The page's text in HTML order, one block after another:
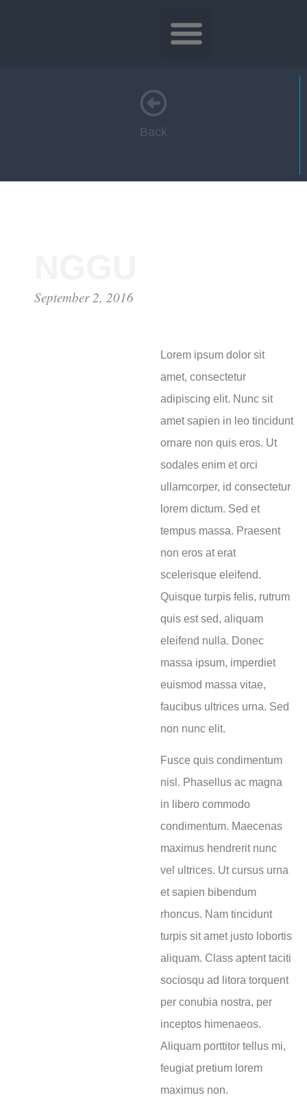
Back
September 2, 2016
Lorem ipsum dolor sit
amet, consectetur
adipiscing elit. Nunc sit
amet sapien in leo tincidunt
ornare non quis eros. Ut
sodales enim et orci
ullamcorper, id consectetur
lorem dictum. Sed et
tempus massa. Praesent
non eros at erat
scelerisque eleifend.
Quisque turpis felis, rutrum
quis est sed, aliquam
eleifend nulla. Donec
massa ipsum, imperdiet
euismod massa vitae,
faucibus ultrices urna. Sed
non nunc elit.
Fusce quis condimentum
nisl. Phasellus ac magna
in libero commodo
condimentum. Maecenas
maximus hendrerit nunc
vel ultrices. Ut cursus urna
et sapien bibendum
rhoncus. Nam tincidunt
turpis sit amet justo lobortis
aliquam. Class aptent taciti
sociosqu ad litora torquent
per conubia nostra, per
inceptos himenaeos.
Aliquam porttitor tellus mi,
feugiat pretium lorem
maximus non.